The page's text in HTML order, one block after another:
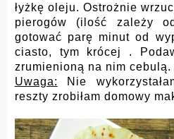
łyżkę oleju. Ostrożnie
pierogów (ilość zależy
gotować parę minut od
ciasto, tym krócej .
zrumienioną na nim cebulą.
Uwaga:
Nie
reszty zrobiłam domowy